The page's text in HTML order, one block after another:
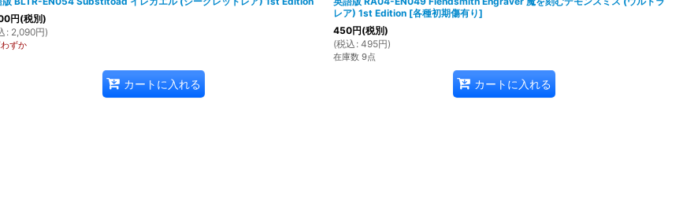
円(税別)
: 2,090円)
ずか
カートに入れる
レア) 1st Edition [各種初期傷有り]
450円(税別)
(税込 : 495円)
在庫数 9点
カートに入れる